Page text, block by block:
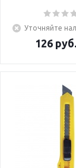
Уточняйте
126руб.